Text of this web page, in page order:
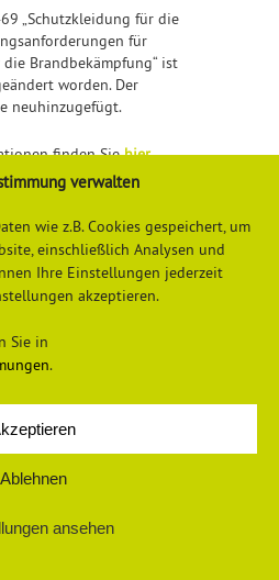
verwalten
wie z.B. Cookies gespeichert, um
einschließlich Analysen und
Ihre Einstellungen jederzeit
akzeptieren.
Sie in
.
Ablehnen
ansehen
„Schutzkleidung für die
für
Brandbekämpfung“ ist
worden. Der
neuhinzugefügt.
finden Siehier